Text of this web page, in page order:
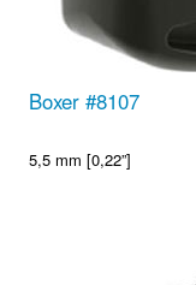
Boxer #8107
5,5 mm [0,22”]